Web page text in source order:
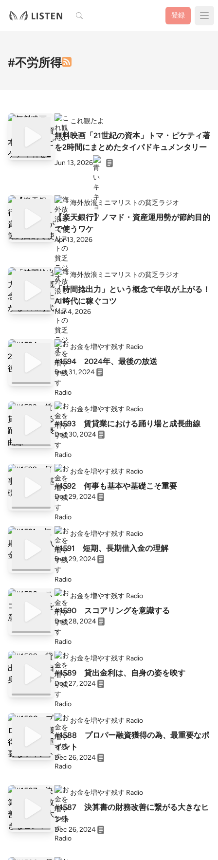
検索 登録
#不労所得
これ観たよ
無料映画「21世紀の資本」トマ・ピケティ著
を2時間にまとめたタイパドキュメンタリー
Jun 13, 2026
海外放浪ミニマリストの貧乏ラジオ
【楽天銀行】ノマド・資産運用勢が節約目的
で使うワケ
Apr 13, 2026
海外放浪ミニマリストの貧乏ラジオ
「時間捻出力」という概念で年収が上がる！
AI時代に稼ぐコツ
Mar 4, 2026
お金を増やす残す Radio
#1594 2024年、最後の放送
Dec 31, 2024
お金を増やす残す Radio
#1593 賃貸業における踊り場と成長曲線
Dec 30, 2024
お金を増やす残す Radio
#1592 何事も基本や基礎こそ重要
Dec 29, 2024
お金を増やす残す Radio
#1591 短期、長期借入金の理解
Dec 29, 2024
お金を増やす残す Radio
#1590 スコアリングを意識する
Dec 28, 2024
お金を増やす残す Radio
#1589 貸出金利は、自身の姿を映す
Dec 27, 2024
お金を増やす残す Radio
#1588 プロパー融資獲得の為、最重要なポ
イント
Dec 26, 2024
お金を増やす残す Radio
#1587 決算書の財務改善に繋がる大きなヒ
ント
Dec 26, 2024